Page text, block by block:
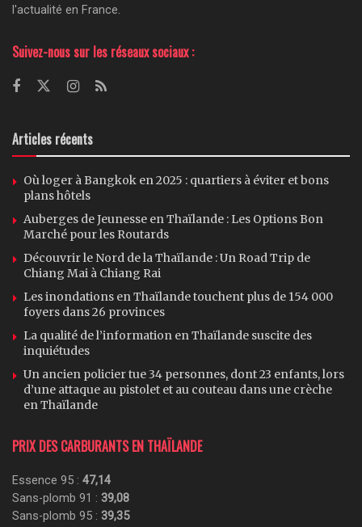
l'actualité en France.
Suivez-nous sur les réseaux sociaux :
Articles récents
Où loger à Bangkok en 2025 : quartiers à éviter et bons
plans hôtels
Auberges de Jeunesse en Thaïlande : Les Options Bon
Marché pour les Routards
Découvrir le Nord de la Thaïlande : Un Road Trip de
Chiang Mai à Chiang Rai
Les inondations en Thaïlande touchent plus de 154 000
foyers dans 26 provinces
La qualité de l’information en Thaïlande suscite des
inquiétudes
Un ancien policier tue 34 personnes, dont 23 enfants, lors
d’une attaque au pistolet et au couteau dans une crèche
en Thaïlande
PRIX DES CARBURANTS EN THAÏLANDE
Essence 95 : 47,14
Sans-plomb 91 : 39,08
Sans-plomb 95 : 39,35